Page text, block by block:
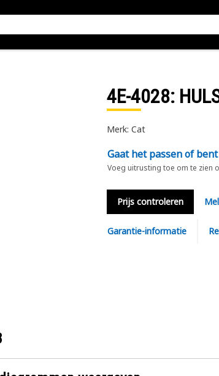
4E-4028:
Merk: Cat
Gaat het passen of
Voeg uitrusting toe om te zien
Prijs controleren
Garantie-informatie